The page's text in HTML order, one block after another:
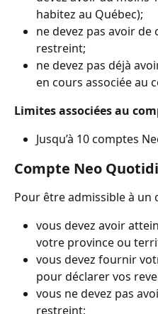
habitez au Québec);
ne devez pas avoir
restreint;
ne devez pas déjà
en cours associée au
Limites associées au
Jusqu’à 10 comptes
Compte Neo
Pour être admissible à un
vous devez avoir
votre province ou
vous devez fournir
pour déclarer vos
vous ne devez pas
restreint;